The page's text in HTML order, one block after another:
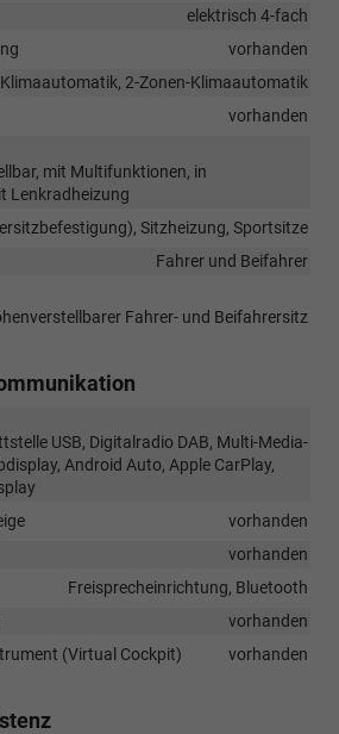
elektrisch 4-fach
vorhanden
Klimaautomatik, 2-Zonen-Klimaautomatik
vorhanden
mit Multifunktionen, in
Lenkradheizung
Sitzheizung, Sportsitze
Fahrer und Beifahrer
Fahrer- und Beifahrersitz
USB, Digitalradio DAB, Multi-Media-
Android Auto, Apple CarPlay,
vorhanden
vorhanden
Freisprecheinrichtung, Bluetooth
vorhanden
(Virtual Cockpit)
vorhanden